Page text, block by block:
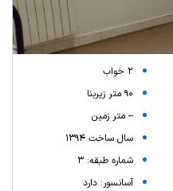
2 خواب
90 متر زیربنا
-- متر زمین
سال ساخت 1394
شماره طبقه: 3
آسانسور: دارد